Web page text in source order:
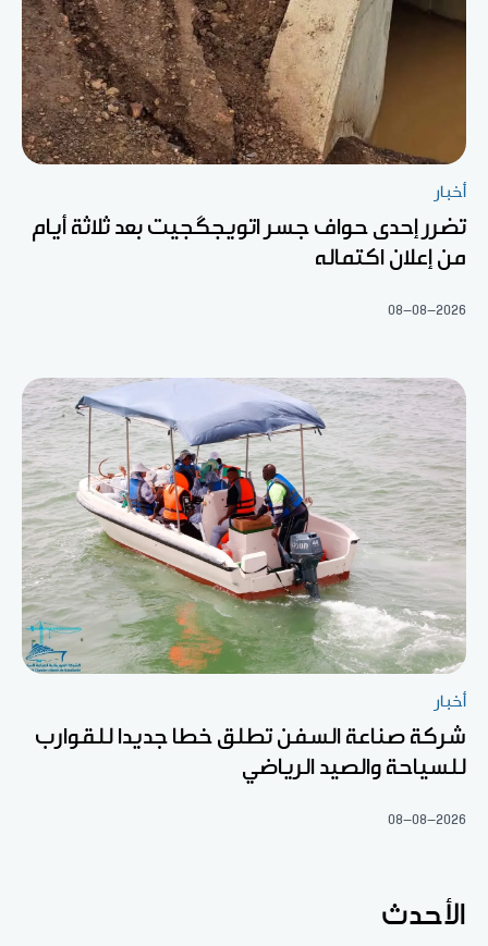
أخبار
تضرر إحدى حواف جسر اتويجگجيت بعد ثلاثة أيام
من إعلان اكتماله
08-08-2026
أخبار
شركة صناعة السفن تطلق خطا جديدا للقوارب
للسياحة والصيد الرياضي
08-08-2026
الأحدث